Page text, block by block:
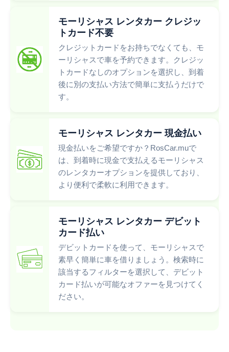
モーリシャス レンタカー クレジッ
トカード不要
クレジットカードをお持ちでなくても、モ
ーリシャスで車を予約できます。クレジッ
トカードなしのオプションを選択し、到着
後に別の支払い方法で簡単に支払うだけで
す。
モーリシャス レンタカー 現金払い
現金払いをご希望ですか？RosCar.muで
は、到着時に現金で支払えるモーリシャス
のレンタカーオプションを提供しており、
より便利で柔軟に利用できます。
モーリシャス レンタカー デビット
カード払い
デビットカードを使って、モーリシャスで
素早く簡単に車を借りましょう。検索時に
該当するフィルターを選択して、デビット
カード払いが可能なオファーを見つけてく
ださい。